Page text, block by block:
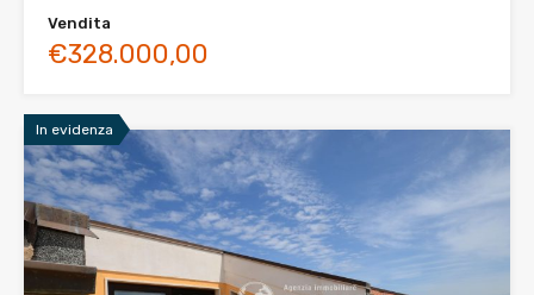
Vendita
€328.000,00
In evidenza